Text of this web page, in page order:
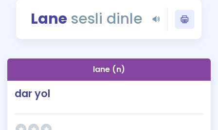
Blog
İngilizce Gramer
Lane sesli dinle
lane (n)
dar yol